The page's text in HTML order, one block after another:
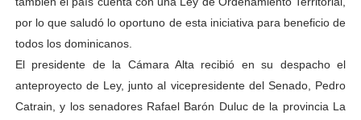
por lo que saludó lo oportuno de esta iniciativa para beneficio de
todos los dominicanos.
El presidente de la Cámara Alta recibió en su despacho el
anteproyecto de Ley, junto al vicepresidente del Senado, Pedro
Catrain, y los senadores Rafael Barón Duluc de la provincia La